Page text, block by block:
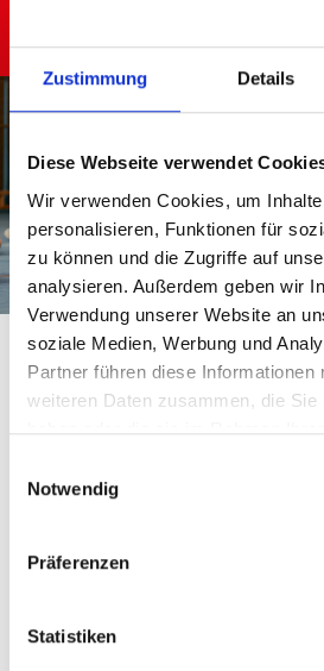
Zustimmung Details
Diese Webseite verwendet
Wir verwenden Cookies, um
personalisieren, Funktionen für
zu können und die Zugriffe auf
analysieren. Außerdem geben wir
Verwendung unserer Website an
soziale Medien, Werbung und
Partner führen diese Informationen
weiteren Daten zusammen, die Sie
Notwendig
Präferenzen
Statistiken